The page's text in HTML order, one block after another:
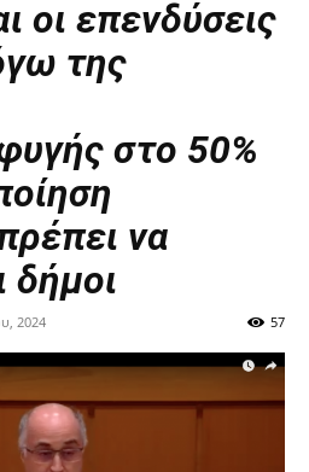
οι επενδύσεις
της
στο 50%
να
δήμοι
2024 57